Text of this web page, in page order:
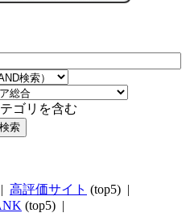
ゴリを含む
高評価サイト (top5) |
(top5) |